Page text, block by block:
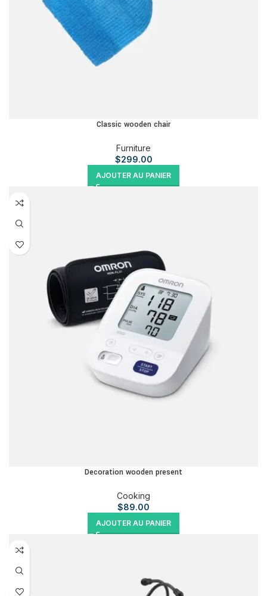
Classic wooden chair
Furniture
$299.00
AJOUTER AU PANIER
Decoration wooden present
Cooking
$89.00
AJOUTER AU PANIER